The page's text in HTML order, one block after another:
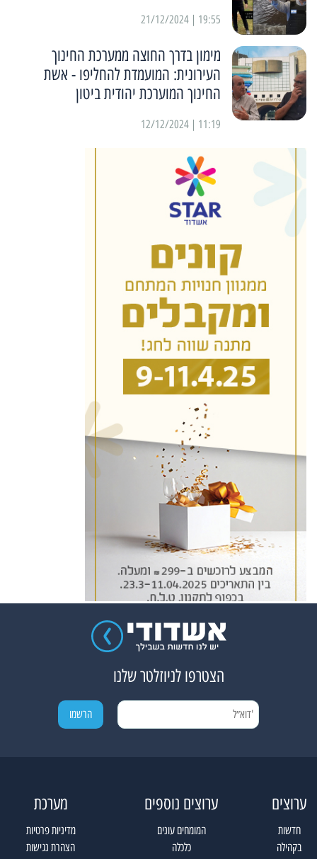
19:55 | 21/12/2024
מימון בדרך החוצה ממערכת החינוך
העירונית: המועמדת להחליפו - אשת
החינוך המוערכת יהודית ביטון
11:19 | 12/12/2024
הצטרפו לניוזלטר שלנו
ערוצים
חדשות
בקהילה
ערוצים נוספים
המומחים עונים
כלכלה
מערכת
מדיניות פרטיות
הצהרת נגישות